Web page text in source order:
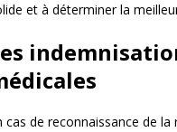
et à déterminer la
cas de reconnaissance de